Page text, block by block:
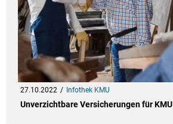
27.10.2022 Infothek KMU
Unverzichtbare Versicherungen für KMU